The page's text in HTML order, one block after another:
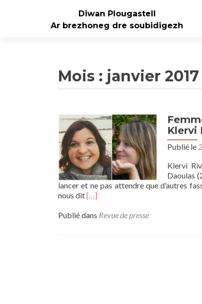
Diwan Plougastell
Ar brezhoneg dre soubidigezh
Mois : janvier 2017
Klervi
Publié le
Klervi
Daoulas
lancer et ne pas attendre que d’autres
nous ditEn
plus
[…]
Publié dans Revue de presse